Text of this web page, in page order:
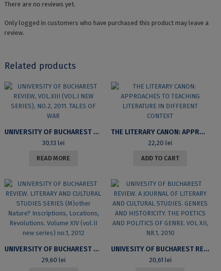
There are no reviews yet.
Only logged in customers who have purchased this product may leave a
review.
Related products
UNIVERSITY OF BUCHAREST REVIEW, VOL.XIII (VOL.I NEW SERIES), NO.2, 2011. TALES OF WAR
30,13lei
READ MORE
THE LITERARY CANON: APPROACHES TO TEACHING LITERATURE IN DIFFERENT CONTEXT
22,20lei
ADD TO CART
UNIVERSITY OF BUCHAREST REVIEW. LITERARY AND CULTURAL STUDIES SERIES (M)OTHER NATURE? INSCRIPTIONS, LOCATIONS, REVOLUTIONS. VOLUME XIV (VOL.II NEW SERIES) NO.1, 2012
29,60 lei
UNIVESITY OF BUCHAREST REVIEW. A JOURNAL OF LITERARY AND CULTURAL STUDIES. GENRES AND HISTORICITY. THE POETICS AND POLITICS OF GENRE. VOL XII, NR.1, 2010
20,61 lei